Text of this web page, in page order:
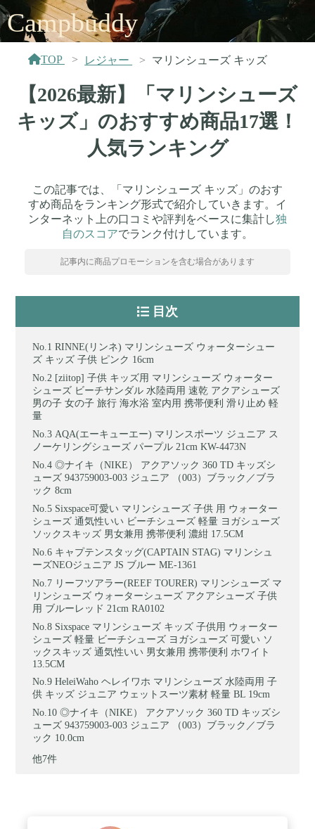
Campbuddy
TOP レジャー マリンシューズ キッズ
【2026最新】「マリンシューズ
キッズ」のおすすめ商品17選！
人気ランキング
この記事では、「マリンシューズ キッズ」のおす
すめ商品をランキング形式で紹介していきます。イ
ンターネット上の口コミや評判をベースに集計し独
自のスコアでランク付けしています。
記事内に商品プロモーションを含む場合があります
目次
RINNE(リンネ) マリンシューズ ウォーターシュー
ズ キッズ 子供 ピンク 16cm
[ziitop] 子供 キッズ用 マリンシューズ ウォーター
シューズ ビーチサンダル 水陸両用 速乾 アクアシューズ
男の子 女の子 旅行 海水浴 室内用 携帯便利 滑り止め 軽
量
AQA(エーキューエー) マリンスポーツ ジュニア ス
ノーケリングシューズ パープル 21cm KW-4473N
◎ナイキ（NIKE） アクアソック 360 TD キッズシ
ューズ 943759003-003 ジュニア （003）ブラック／ブラ
ック 8cm
Sixspace可愛い マリンシューズ 子供 用 ウォーター
シューズ 通気性いい ビーチシューズ 軽量 ヨガシューズ
ソックスキッズ 男女兼用 携帯便利 濃紺 17.5CM
キャプテンスタッグ(CAPTAIN STAG) マリンシュ
ーズNEOジュニア JS ブルー ME-1361
リーフツアラー(REEF TOURER) マリンシューズ マ
リンシューズ ウォーターシューズ アクアシューズ 子供
用 ブルーレッド 21cm RA0102
Sixspace マリンシューズ キッズ 子供用 ウォーター
シューズ 軽量 ビーチシューズ ヨガシューズ 可愛い ソ
ックスキッズ 通気性いい 男女兼用 携帯便利 ホワイト
13.5CM
HeleiWaho ヘレイワホ マリンシューズ 水陸両用 子
供 キッズ ジュニア ウェットスーツ素材 軽量 BL 19cm
◎ナイキ（NIKE） アクアソック 360 TD キッズシ
ューズ 943759003-003 ジュニア （003）ブラック／ブラ
ック 10.0cm
他7件